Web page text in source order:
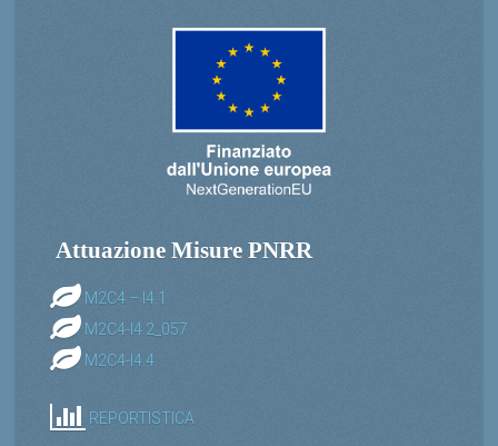
Attuazione Misure PNRR
M2C4 – I4.1
M2C4-I4.2_057
M2C4-I4.4
REPORTISTICA